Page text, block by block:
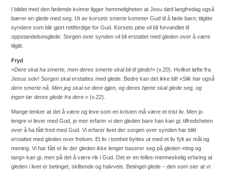
I bildet med den fødende kvinne ligger hemmeligheten at Jesu død langfredag også
bærer en glede med seg. Ut av korsets smerte kommer Gud til å føde barn; tilgitte
syndere som blir gjort rettferdige for Gud. Korsets pine vil bli forvandlet til
oppstandelsesglede. Sorgen over synden vil bli erstattet med gleden over å være
tilgitt.
Fryd
«Dere skal ha smerte, men deres smerte skal bli til glede!» (v.20).
Hvilket løfte fra
Jesus selv! Sorgen skal erstattes med glede. Bedre kan det ikke bli! «Slik har også
dere smerte nå. Men jeg skal se dere igjen, og deres hjerte skal glede seg, og
ingen tar deres glede fra dere.» (v.22).
Mange tenker at det å være og leve som en kristen må være et trist liv. Men jo
lengre vi lever med Gud, jo mer erfarer vi den gleden bare han kan gi; tilfredsheten
over å ha fått fred med Gud. Vi erfarer livet der sorgen over synden har blitt
erstattet med gleden over frelsen. Et liv i tomhet byttes ut med et liv fylt av mål og
mening. Vi har fått et liv der gleden ikke lenger baserer seg på gleden «ting og
tang» kan gi, men på det å være rik i Gud. Det er en felles-menneskelig erfaring at
gleden i livet er betinget, skiftende og halvveis. Betinget glede – den som sier at vi